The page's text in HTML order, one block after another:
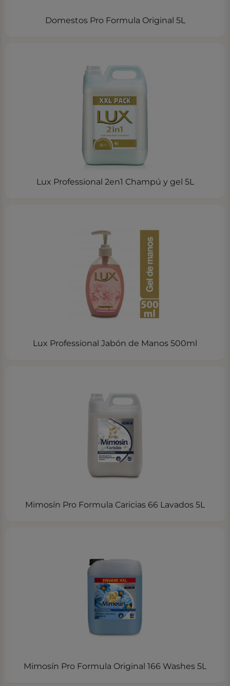
Domestos Pro Formula Original 5L
Lux Professional 2en1 Champú y gel 5L
Lux Professional Jabón de Manos 500ml
Mimosín Pro Formula Caricias 66 Lavados 5L
Mimosín Pro Formula Original 166 Washes 5L